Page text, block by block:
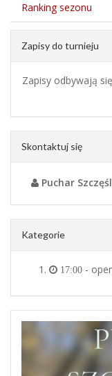
Ranking sezonu
Zapisy do turnieju
Zapisy odbywają
Skontaktuj się
Puchar
Kategorie
17:00 -